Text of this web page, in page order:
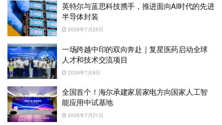
英特尔与蓝思科技携手，推进面向AI时代的先进
半导体封装
2026年7月25日
一场跨越中印的双向奔赴｜复星医药启动全球
人才和技术交流项目
2026年7月8日
全国首个！海尔承建家居家电方向国家人工智
能应用中试基地
2026年7月21日